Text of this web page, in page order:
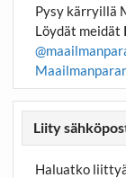
Pysy kärryillä
Löydät meidät
Liity
Haluatko